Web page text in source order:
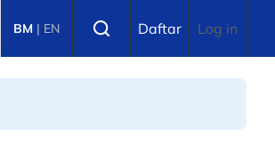
BM | EN Daftar Log in